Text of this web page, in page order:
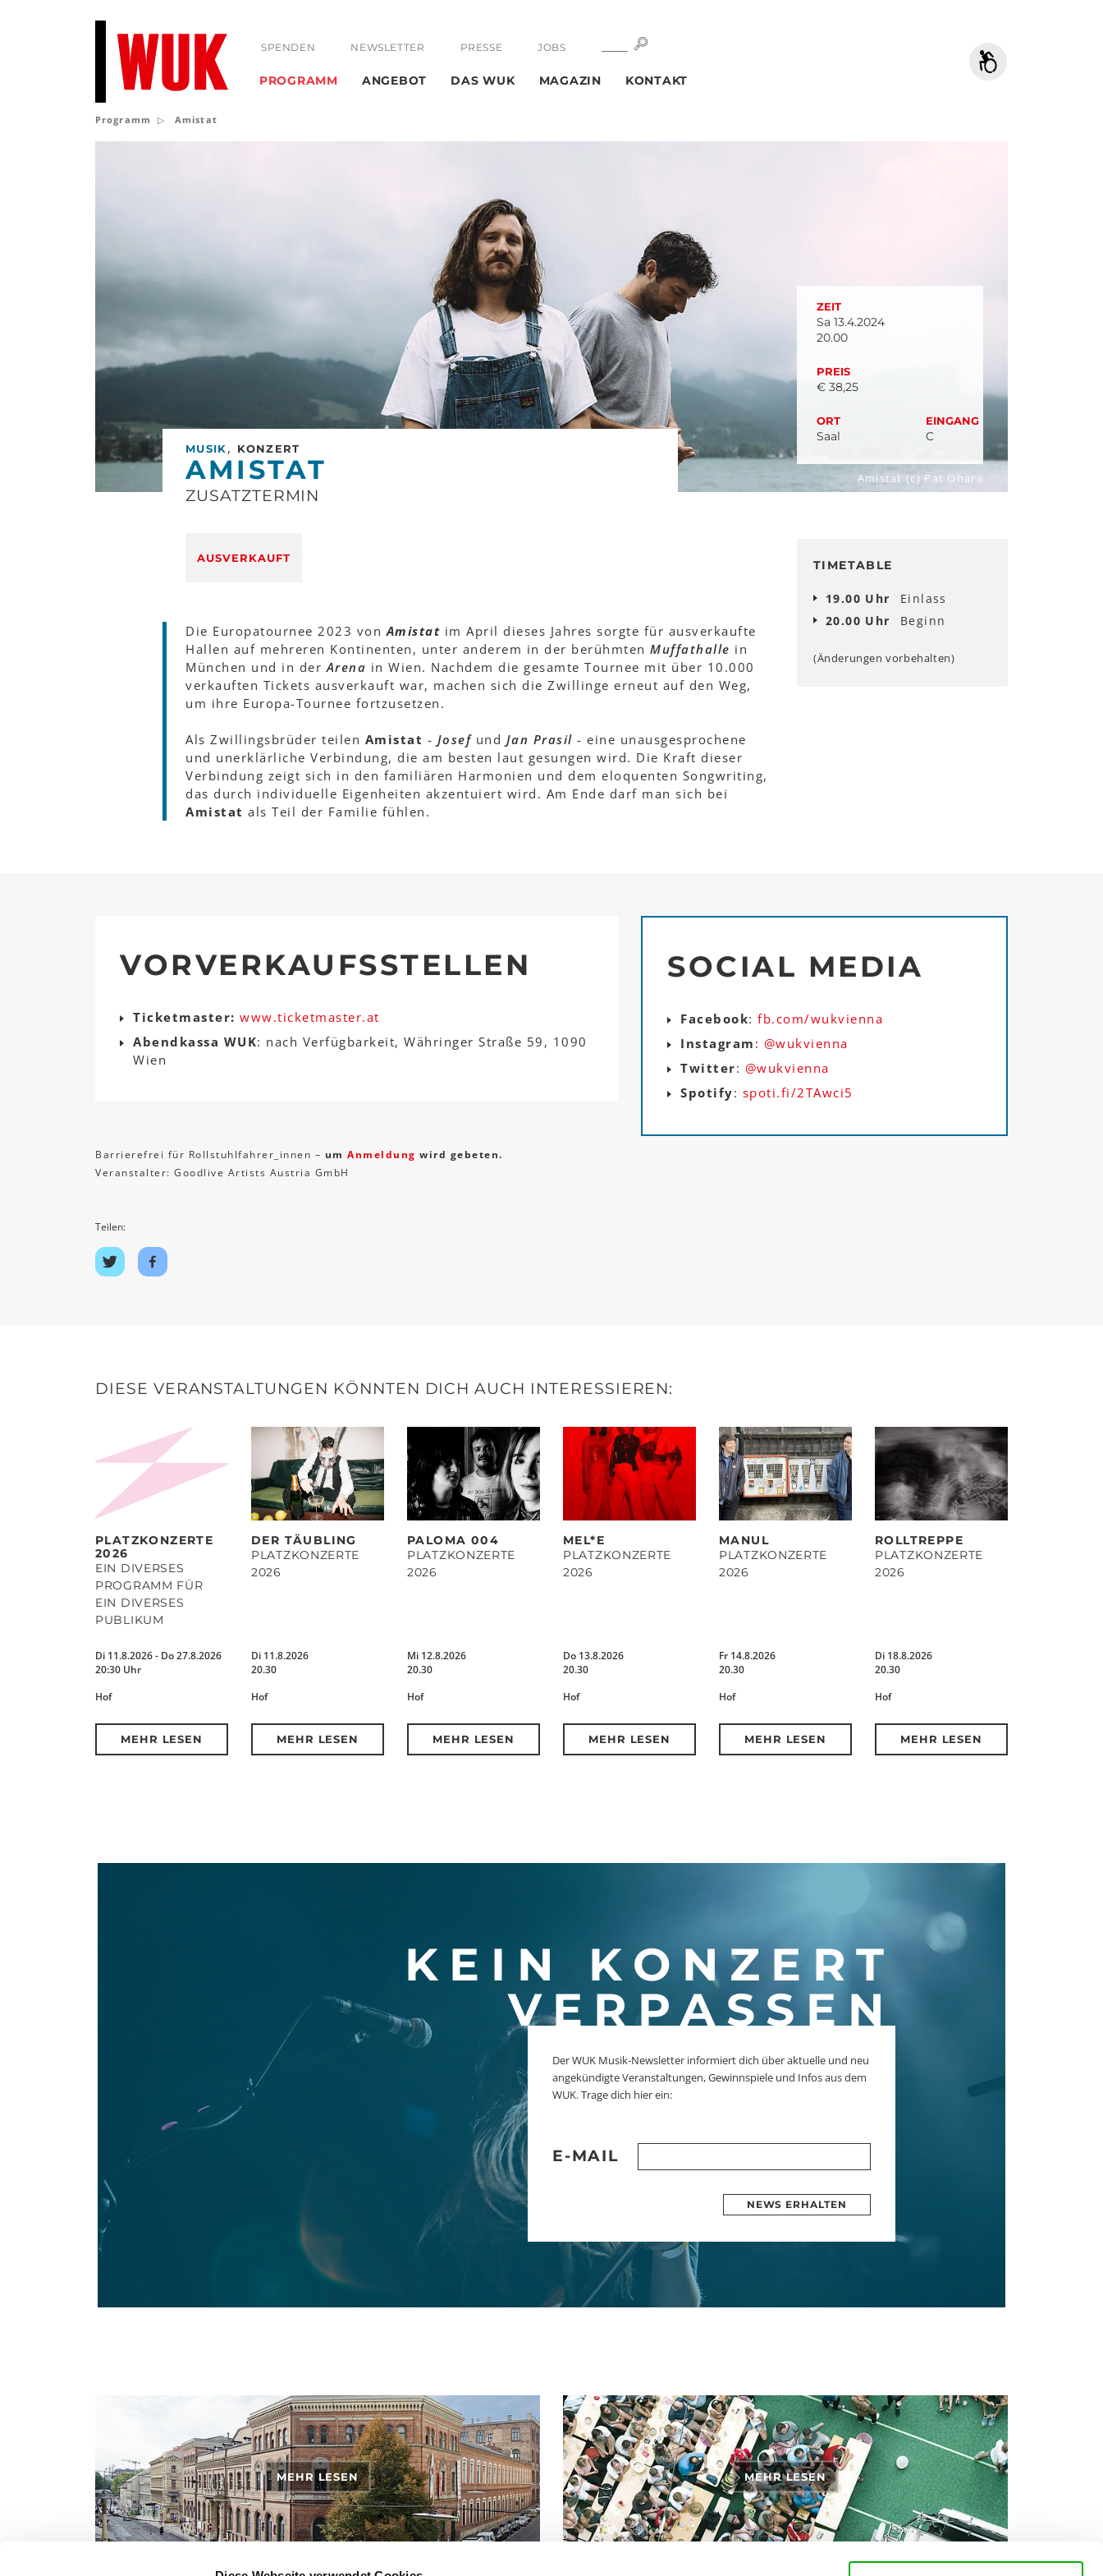
SPENDEN NEWSLETTER PRESSE JOBS SUCHE
PROGRAMM ANGEBOT DAS WUK MAGAZIN KONTAKT
Programm Amistat
ZEIT
Sa 13.4.2024
20.00
PREIS
€ 38,25
ORT
Saal
EINGANG
C
Amistat (c) Pat Ohara
MUSIK, KONZERT
AMISTAT
ZUSATZTERMIN
AUSVERKAUFT
Die Europatournee 2023 vonAmistat im April dieses Jahres sorgte für ausverkaufte
Hallen auf mehreren Kontinenten, unter anderem in der berühmten Muffathalle in
München und in derArena in Wien. Nachdem die gesamte Tournee mit über 10.000
verkauften Tickets ausverkauft war, machen sich die Zwillinge erneut auf den Weg,
um ihre Europa-Tournee fortzusetzen.
Als Zwillingsbrüder teilen Amistat - Josef und Jan Prasil - eine unausgesprochene
und unerklärliche Verbindung, die am besten laut gesungen wird. Die Kraft dieser
Verbindung zeigt sich in den familiären Harmonien und dem eloquenten Songwriting,
das durch individuelle Eigenheiten akzentuiert wird. Am Ende darf man sich bei
Amistat als Teil der Familie fühlen.
TIMETABLE
19.00 Uhr
Einlass
20.00 Uhr
Beginn
(Änderungen vorbehalten)
VORVERKAUFSSTELLEN
Ticketmaster: www.ticketmaster.at
Abendkassa WUK: nach Verfügbarkeit, Währinger Straße 59, 1090
Wien
Barrierefrei für Rollstuhlfahrer_innen – um Anmeldung wird gebeten.
Veranstalter: Goodlive Artists Austria GmbH
Teilen:
Auf
Twitter
Auf
Facebook
SOCIAL MEDIA
Facebook: fb.com/wukvienna
Instagram : @wukvienna
Twitter: @wukvienna
Spotify: spoti.fi/2TAwci5
DIESE VERANSTALTUNGEN KÖNNTEN DICH AUCH INTERESSIEREN:
PLATZKONZERTE
2026
EIN DIVERSES
PROGRAMM FÜR
EIN DIVERSES
PUBLIKUM
Di 11.8.2026 - Do 27.8.2026
20:30 Uhr
Hof
MEHR LESEN
DER TÄUBLING
PLATZKONZERTE
2026
Di 11.8.2026
20.30
Hof
MEHR LESEN
PALOMA 004
PLATZKONZERTE
2026
Mi 12.8.2026
20.30
Hof
MEHR LESEN
MEL*E
PLATZKONZERTE
2026
Do 13.8.2026
20.30
Hof
MEHR LESEN
MANUL
PLATZKONZERTE
2026
Fr 14.8.2026
20.30
Hof
MEHR LESEN
ROLLTREPPE
PLATZKONZERTE
2026
Di 18.8.2026
20.30
Hof
MEHR LESEN
KEIN KONZERT
VERPASSEN
Der WUK Musik-Newsletter informiert dich über aktuelle und neu
angekündigte Veranstaltungen, Gewinnspiele und Infos aus dem
WUK. Trage dich hier ein:
E-MAIL
NEWS ERHALTEN
MEHR LESEN MEHR LESEN